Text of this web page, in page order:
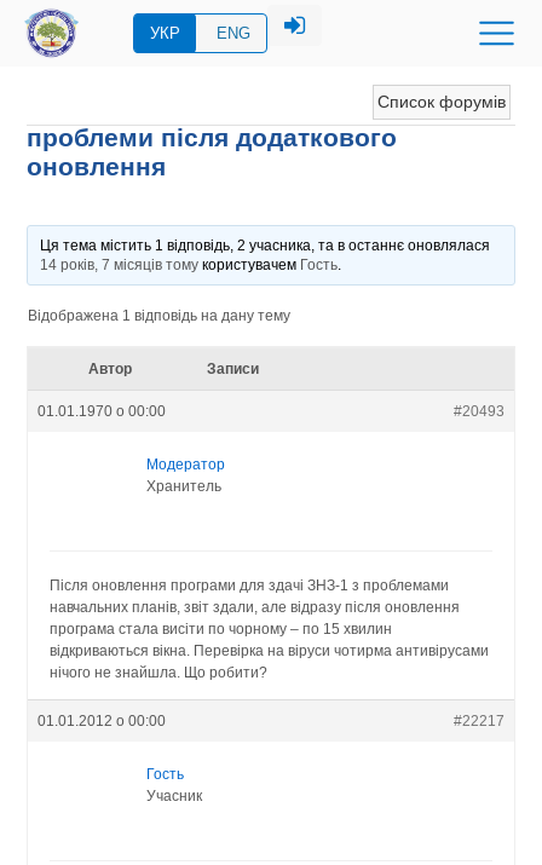
УКР ENG
Список форумів
проблеми після додаткового
оновлення
Ця тема містить 1 відповідь, 2 учасника, та в останнє оновлялася
14 років, 7 місяців томукористувачем Гость.
Відображена 1 відповідь на дану тему
Автор Записи
01.01.1970 о 00:00 #20493
Модератор
Хранитель
Після оновлення програми для здачі ЗНЗ-1 з проблемами
навчальних планів, звіт здали, але відразу після оновлення
програма стала висіти по чорному – по 15 хвилин
відкриваються вікна. Перевірка на віруси чотирма антивірусами
нічого не знайшла. Що робити?
01.01.2012 о 00:00 #22217
Гость
Учасник